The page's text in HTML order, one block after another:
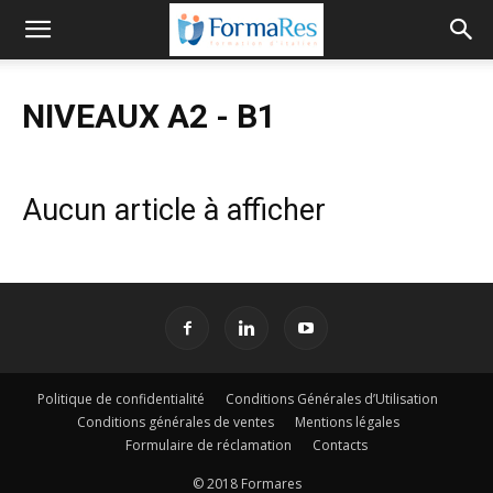
NIVEAUX A2 - B1
Aucun article à afficher
Politique de confidentialité
Conditions Générales d’Utilisation
Conditions générales de ventes
Mentions légales
Formulaire de réclamation
Contacts
© 2018 Formares